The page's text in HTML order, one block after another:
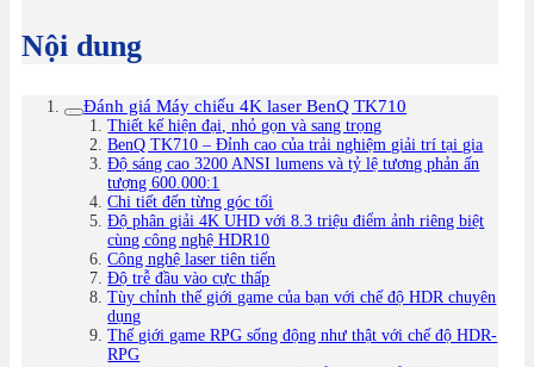
Nội dung
Đánh giá Máy chiếu 4K laser BenQ TK710
Thiết kế hiện đại, nhỏ gọn và sang trọng
BenQ TK710 – Đỉnh cao của trải nghiệm giải trí tại gia
Độ sáng cao 3200 ANSI lumens và tỷ lệ tương phản ấn
tượng 600.000:1
Chi tiết đến từng góc tối
Độ phân giải 4K UHD với 8.3 triệu điểm ảnh riêng biệt
cùng công nghệ HDR10
Công nghệ laser tiên tiến
Độ trễ đầu vào cực thấp
Tùy chỉnh thế giới game của bạn với chế độ HDR chuyên
dụng
Thế giới game RPG sống động như thật với chế độ HDR-
RPG